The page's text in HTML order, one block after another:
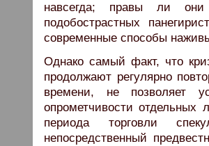
навсегда; правы ли они
подобострастных
современные способы
Однако самый факт, что
продолжают регулярно
времени, не позволяет
опрометчивости отдельных
периода торговли
непосредственный